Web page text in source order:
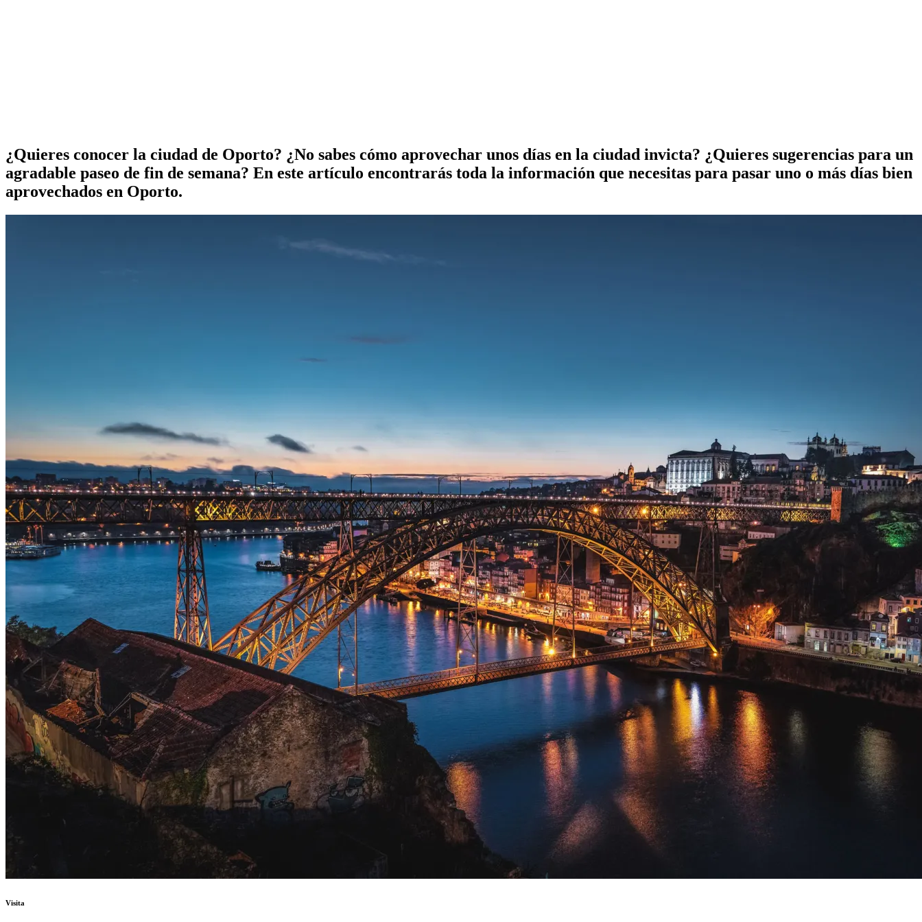
¿Quieres conocer la ciudad de Oporto? ¿No sabes cómo aprovechar unos días en la ciudad invicta? ¿Quieres sugerencias para un
agradable paseo de fin de semana? En este artículo encontrarás toda la información que necesitas para pasar uno o más días bien
aprovechados en Oporto.
Visita